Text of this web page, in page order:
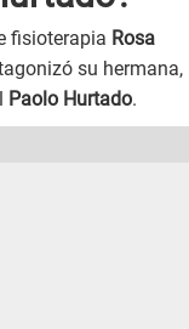
fisioterapia Rosa
su hermana,
Paolo Hurtado.